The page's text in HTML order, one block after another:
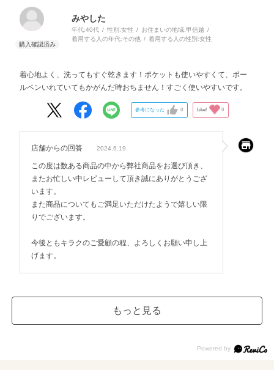
みやした
年代:40代 性別:女性 お住まいの地域:甲信越
着用する人の年代:その他 着用する人の性別:女性
着心地よく、洗ってもすぐ乾きます！ポケットも使いやすくて、ボー
ルペンいれていてもかがんだ時おちません！すごく使いやすいです。
参考になった 0 Like! 0
店舗からの回答 2024.6.19
この度は数ある商品の中から弊社商品をお選び頂き、
またお忙しい中レビューして頂き誠にありがとうござ
います。
また商品についてもご満足いただけたようで嬉しい限
りでございます。
今後ともキラクのご愛顧の程、よろしくお願い申し上
げます。
もっと見る